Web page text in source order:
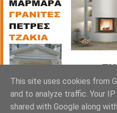
This site uses cookies from
and to analyze traffic. Your
shared with Google along